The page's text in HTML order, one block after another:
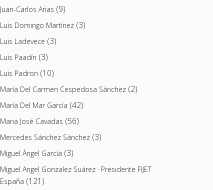
Juan-Carlos Arias (9)
Luis Domingo Martínez(3)
Luis Ladevece (3)
Luis Paadín (3)
Luis Padron (10)
María Del Carmen Cespedosa Sánchez(2)
María Del Mar García (42)
Maria José Cavadas (56)
Mercedes Sánchez Sánchez(3)
Miguel Ángel García (3)
Miguel Angel Gonzalez Suárez · Presidente FIJET
España (121)